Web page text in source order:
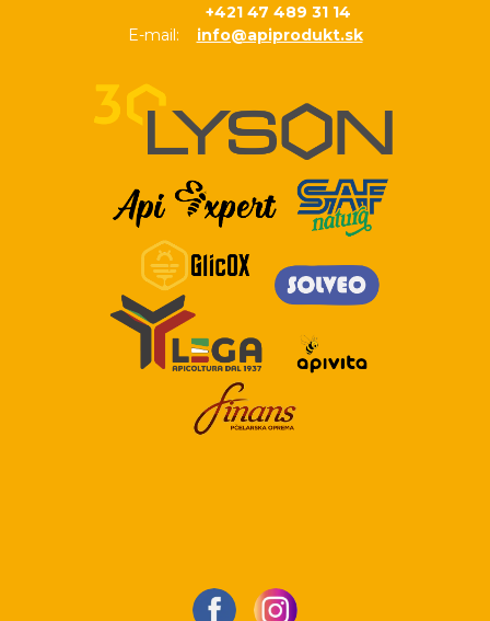
+421 47 489 31 14
E-mail: info@apiprodukt.sk